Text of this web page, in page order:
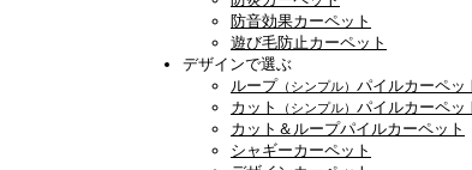
防音効果カーペット
遊び毛防止カーペット
デザインで選ぶ
ループ （シンプル） パイルカーペッ
カット
（シンプル） パイルカーペッ
カット＆ループパイルカーペット
シャギーカーペット